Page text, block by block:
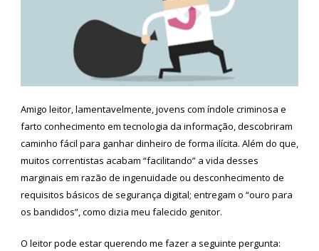
Amigo leitor, lamentavelmente, jovens com índole criminosa e
farto conhecimento em tecnologia da informação, descobriram
caminho fácil para ganhar dinheiro de forma ilícita. Além do que,
muitos correntistas acabam “facilitando” a vida desses
marginais em razão de ingenuidade ou desconhecimento de
requisitos básicos de segurança digital; entregam o “ouro para
os bandidos”, como dizia meu falecido genitor.
O leitor pode estar querendo me fazer a seguinte pergunta: